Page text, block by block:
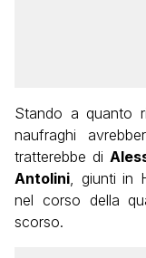
Stando a quanto
naufraghi
tratterebbe di
Antolini, giunti in
nel corso della
scorso.